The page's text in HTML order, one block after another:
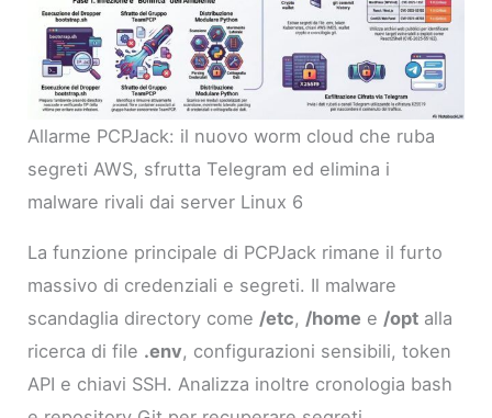
Allarme PCPJack: il nuovo worm cloud che ruba
segreti AWS, sfrutta Telegram ed elimina i
malware rivali dai server Linux 6
La funzione principale di PCPJack rimane il furto
massivo di credenziali e segreti. Il malware
scandaglia directory come /etc, /home e /opt alla
ricerca di file .env, configurazioni sensibili, token
API e chiavi SSH. Analizza inoltre cronologia bash